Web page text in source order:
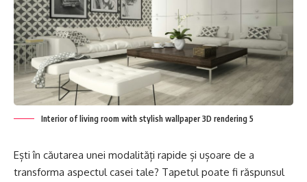
Interior of living room with stylish wallpaper 3D rendering 5
Ești în căutarea unei modalități rapide și ușoare de a
transforma aspectul casei tale? Tapetul poate fi răspunsul